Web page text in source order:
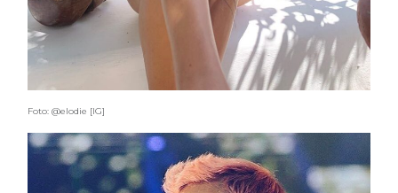
Foto: @elodie [IG]